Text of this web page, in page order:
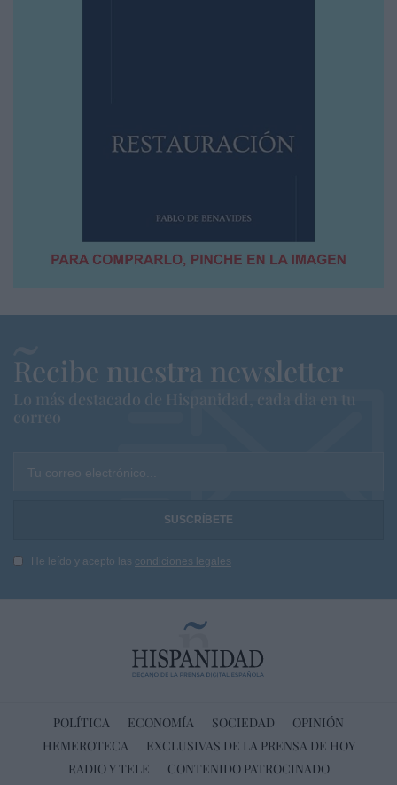
Recibe nuestra newsletter
Lo más destacado de Hispanidad, cada dia en tu
correo
Tu correo electrónico...
He leído y acepto las condiciones legales
POLÍTICA ECONOMÍA SOCIEDAD
OPINIÓN
HEMEROTECA
EXCLUSIVAS DE LA PRENSA DE HOY
RADIO Y TELE
CONTENIDO PATROCINADO